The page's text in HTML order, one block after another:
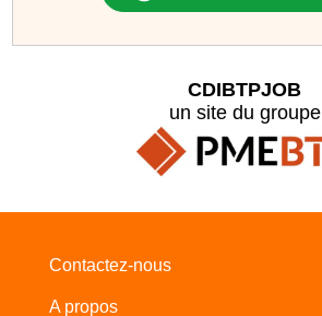
CDIBTPJOB
un site du groupe
Contactez-nous
A propos